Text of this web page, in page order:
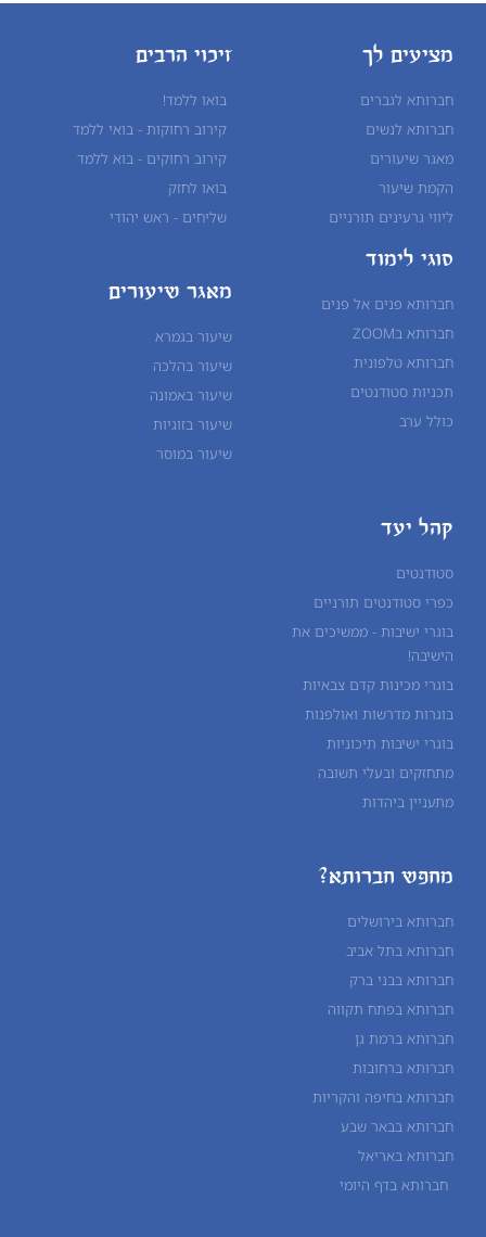
מציעים לך
חברותא לגברים
חברותא לנשים
מאגר שיעורים
הקמת שיעור
ליווי גרעינים תורניים
זיכוי הרבים
בואו ללמד!
קירוב רחוקות - בואי ללמד
קירוב רחוקים - בוא ללמד
בואו לחזק
שליחים - ראש יהודי
סוגי לימוד
חברותא פנים אל פנים
חברותא בZOOM
חברותא טלפונית
תכניות סטודנטים
כולל ערב
מאגר שיעורים
שיעור בגמרא
שיעור בהלכה
שיעור באמונה
שיעור בזוגיות
שיעור במוסר
קהל יעד
סטודנטים
כפרי סטודנטים תורניים
בוגרי ישיבות - ממשיכים את
הישיבה!
בוגרי מכינות קדם צבאיות
בוגרות מדרשות ואולפנות
בוגרי ישיבות תיכוניות
מתחזקים ובעלי תשובה
מתעניין ביהדות
מחפש חברותא?
חברותא בירושלים
חברותא בתל אביב
חברותא בבני ברק
חברותא בפתח תקווה
חברותא ברמת גן
חברותא ברחובות
חברותא בחיפה והקריות
חברותא בבאר שבע
חברותא באריאל
חברותא בדף היומי